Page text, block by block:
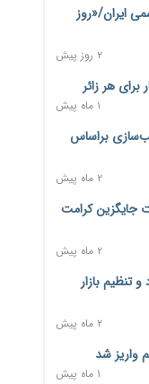
۲ روز پیش
کالاهای
۲ روز پیش
هر روز عمیق‌تر
مشمول پرداخت
پیش‌بینی افزایش تولید برنج؛ نیاز وارداتی کشور به ۵۰۰ هزار تن
امضای تفاهم‌نامه تجاری ایران و پاکستان؛ هدف‌گذاری تجارت ۱۰
۲ روز پیش
ایران/«روز
۲ روز پیش
۱ ماه پیش
براساس
۲ ماه پیش
جایگزین کرامت
۲ ماه پیش
تنظیم بازار
۲ ماه پیش
۱ ماه پیش